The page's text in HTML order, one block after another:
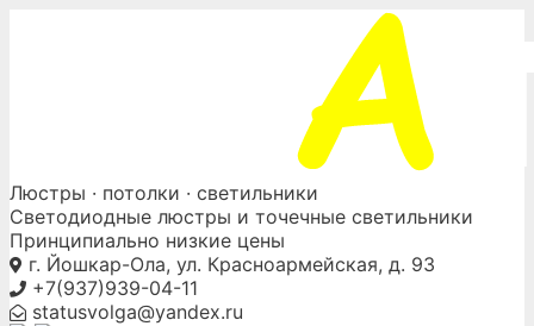
Люстры · потолки · светильники
Светодиодные люстры и точечные светильники
Принципиально низкие цены
г. Йошкар-Ола, ул. Красноармейская, д. 93
+7(937)939-04-11
statusvolga@yandex.ru